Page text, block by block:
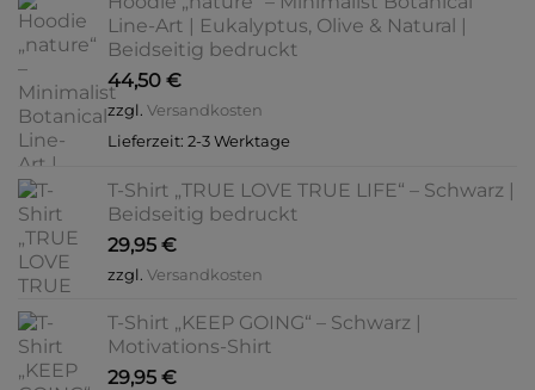
Line-Art | Eukalyptus, Olive & Natural |
Beidseitig bedruckt
44,50 €
zzgl. Versandkosten
Lieferzeit: 2-3 Werktage
T-Shirt „TRUE LOVE TRUE LIFE“ – Schwarz |
Beidseitig bedruckt
29,95 €
zzgl. Versandkosten
T-Shirt „KEEP GOING“ – Schwarz |
Motivations-Shirt
29,95 €